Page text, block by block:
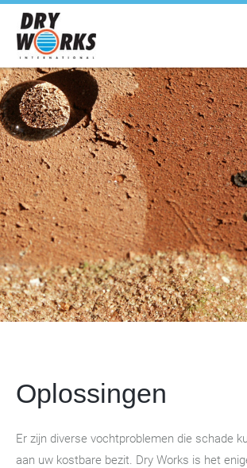
Oplossingen
Er zijn diverse vochtproblemen die schade
aan uw kostbare bezit. Dry Works is het